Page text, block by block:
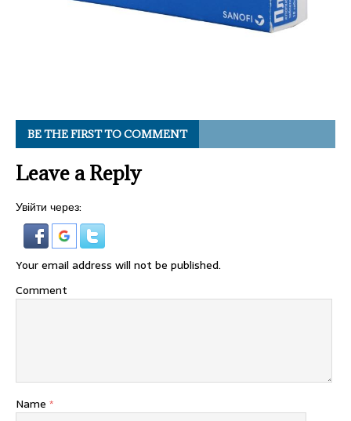
BE THE FIRST TO COMMENT
Leave a Reply
Увійти через:
Your email address will not be published.
Comment
Name *